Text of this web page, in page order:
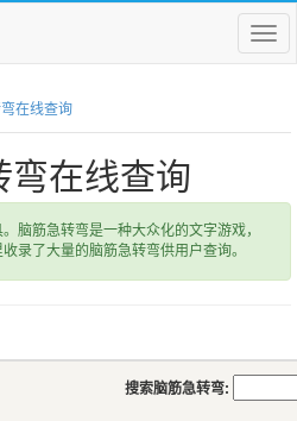
菜
单
在线查询
弯在线查询
脑筋急转弯是一种大众化的文字游戏，
录了大量的脑筋急转弯供用户查询。
搜索脑筋急转弯: